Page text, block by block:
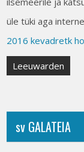
üle tüki aga
2016 kevadretk
Post
Leeuwarden
sv GALATEIA